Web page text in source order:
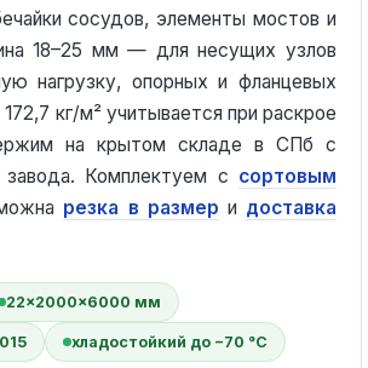
сосудов, элементы мостов и
18–25 мм — для несущих узлов
нагрузку, опорных и фланцевых
кг/м² учитывается при раскрое
на крытом складе в СПб с
завода. Комплектуем с сортовым
резка в размер и доставка
22×2000×6000 мм
хладостойкий до −70 °C